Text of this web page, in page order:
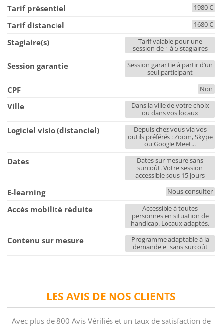
LES AVIS DE NOS CLIENTS
Avec plus de 800 Avis Vérifiés et un taux de satisfaction de
Tarif présentiel 1980 €
Tarif distanciel 1680 €
Stagiaire(s)
Tarif valable pour une
session de 1 à 5 stagiaires
Session garantie
Session garantie à partir d’un
seul participant
CPF Non
Ville
Dans la ville de votre choix
ou dans vos locaux
Logiciel visio (distanciel)
Depuis chez vous via vos
outils préférés : Zoom, Skype
ou Google Meet...
Dates
Dates sur mesure sans
surcoût. Votre session
accessible sous 15 jours
E-learning Nous consulter
Accès mobilité réduite
Accessible à toutes
personnes en situation de
handicap. Locaux adaptés.
Contenu sur mesure
Programme adaptable à la
demande et sans surcoût